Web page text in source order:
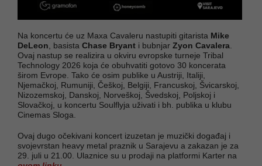
Na koncertu će uz Maxa Cavaleru nastupiti gitarista Mike
DeLeon , basista Chase Bryant i bubnjar Zyon Cavalera
Ovaj nastup se realizira u okviru evropske turneje Tribal
Technology 2026 koja će obuhvatiti gotovo 30 koncerata
širom Evrope. Tako će osim publike u Austriji, Italiji,
Njemačkoj, Rumuniji, Češkoj, Belgiji, Francuskoj, Švicarskoj,
Nizozemskoj, Danskoj, Norveškoj, Švedskoj, Poljskoj i
Slovačkoj, u koncertu Soulflyja uživati i bh. publika u klubu
Cinemas Sloga.
Ovaj dugo očekivani koncert izuzetan je muzički događaj i
svojevrstan heavy metal praznik u Sarajevu a zakazan je za
29. juli u 21.00. Ulaznice su u prodaji na platformi Karter na